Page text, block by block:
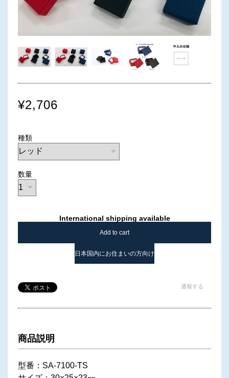
¥2,706
種類
数量
International shipping available
Add to cart
日本国内にお住まいの方向け
通報する
商品説明
型番：SA-7100-TS